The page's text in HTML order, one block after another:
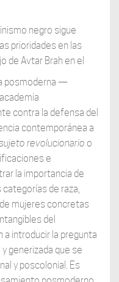
negro sigue
prioridades en las
de Avtar Brah en el
posmoderna —
contra la defensa del
contemporánea a
revolucionario o
e
la importancia de
de raza,
mujeres concretas
del
a introducir la pregunta
generizada que se
y poscolonial. Es